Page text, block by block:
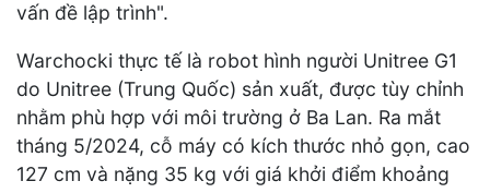
vấn đề lập trình".
Warchocki thực tế là robot hình người Unitree G1
do Unitree (Trung Quốc) sản xuất, được tùy chỉnh
nhằm phù hợp với môi trường ở Ba Lan. Ra mắt
tháng 5/2024, cỗ máy có kích thước nhỏ gọn, cao
127 cm và nặng 35 kg với giá khởi điểm khoảng